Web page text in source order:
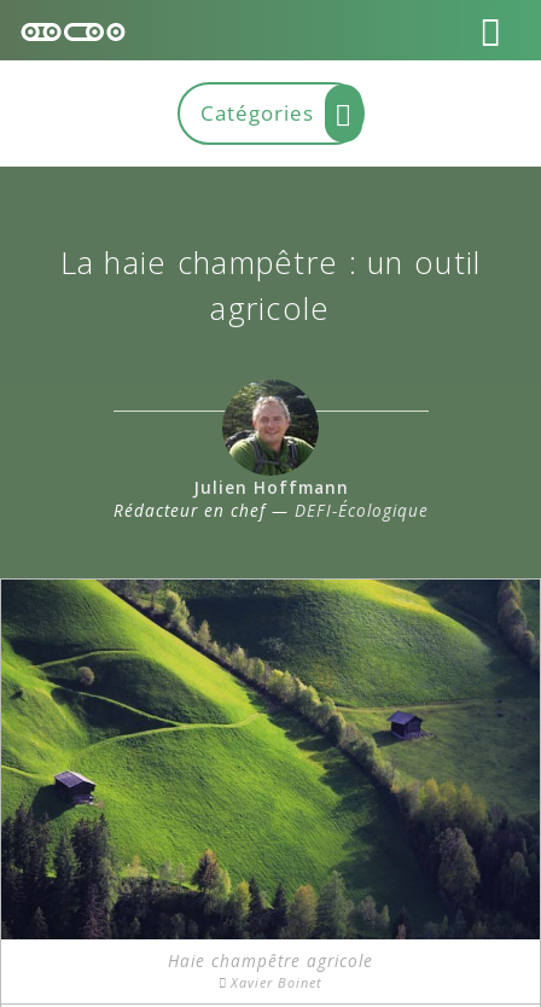
La haie champêtre : un outil
agricole
Julien Hoffmann
Rédacteur en chef — DEFI-Écologique
Haie champêtre agricole
Xavier Boinet